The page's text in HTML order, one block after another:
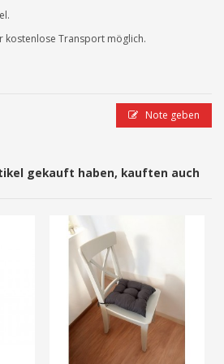
kostenlose Transport möglich.
Note geben
gekauft haben, kauften auch